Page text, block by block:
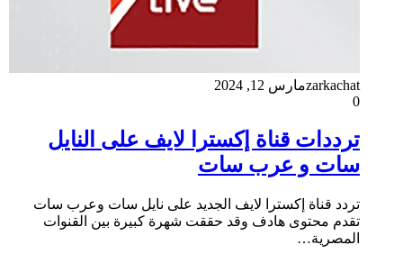
zarkachatمارس 12, 2024
0
ترددات قناة إكسترا لايف على النايل
سات و عرب سات
تردد قناة إكسترا لايف الجديد على نايل سات وعرب سات
تقدم محتوى هادف وقد حققت شهرة كبيرة بين القنوات
المصرية…